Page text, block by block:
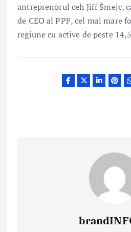
antreprenorul ceh Jiří Šmejc,
de CEO al PPF, cel mai mare
regiune cu active de peste